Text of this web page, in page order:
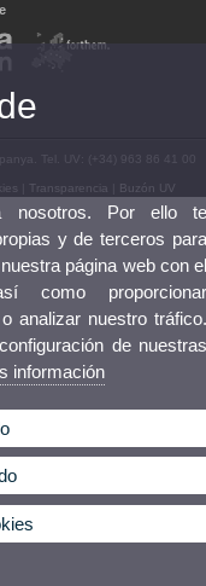
Tel. UV: (+34) 963 86 41 00
Transparencia Buzón UV
nosotros. Por ello
y de terceros
página web con
como
analizar nuestro
de
información